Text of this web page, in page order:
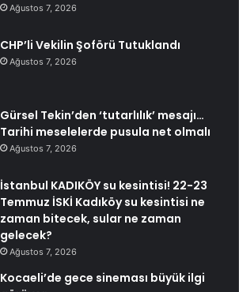
Ağustos 7, 2026
CHP’li Vekilin Şoförü Tutuklandı
Ağustos 7, 2026
Gürsel Tekin’den ‘tutarlılık’ mesajı…
Tarihi meselelerde pusula net olmalı
Ağustos 7, 2026
İstanbul KADIKÖY su kesintisi! 22-23
Temmuz İSKİ Kadıköy su kesintisi ne
zaman bitecek, sular ne zaman
gelecek?
Ağustos 7, 2026
Kocaeli’de gece sineması büyük ilgi